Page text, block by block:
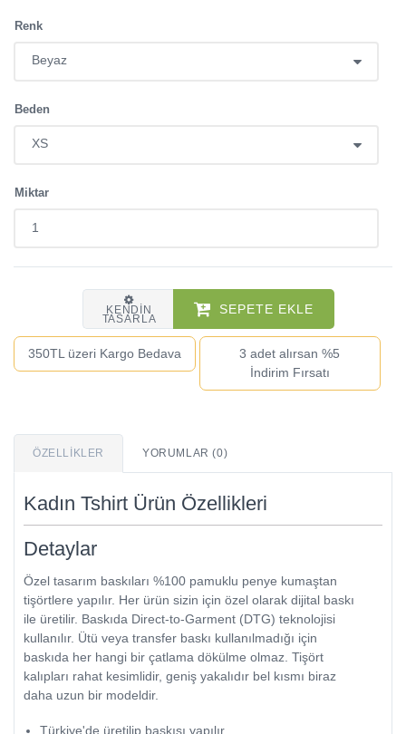
Renk
Beden
Miktar
KENDIN
TASARLA
SEPETE EKLE
350TL üzeri Kargo Bedava
3 adet alırsan %5
İndirim Fırsatı
ÖZELLIKLER YORUMLAR (0)
Kadın Tshirt Ürün Özellikleri
Detaylar
Özel tasarım baskıları %100 pamuklu penye kumaştan
tişörtlere yapılır. Her ürün sizin için özel olarak dijital baskı
ile üretilir. Baskıda Direct-to-Garment (DTG) teknolojisi
kullanılır. Ütü veya transfer baskı kullanılmadığı için
baskıda her hangi bir çatlama dökülme olmaz. Tişört
kalıpları rahat kesimlidir, geniş yakalıdır bel kısmı biraz
daha uzun bir modeldir.
Türkiye'de üretilip baskısı yapılır.